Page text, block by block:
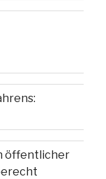
öffentlicher